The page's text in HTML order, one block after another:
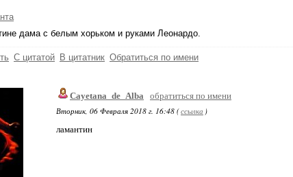
дама с белым хорьком и руками Леонардо.
С цитатой В цитатник Обратиться по имени
Cayetana_de_Alba
обратиться по имени
Вторник, 06 Февраля 2018 г. 16:48 (ссылка )
ламантин